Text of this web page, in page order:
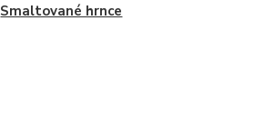
Smaltované hrnce